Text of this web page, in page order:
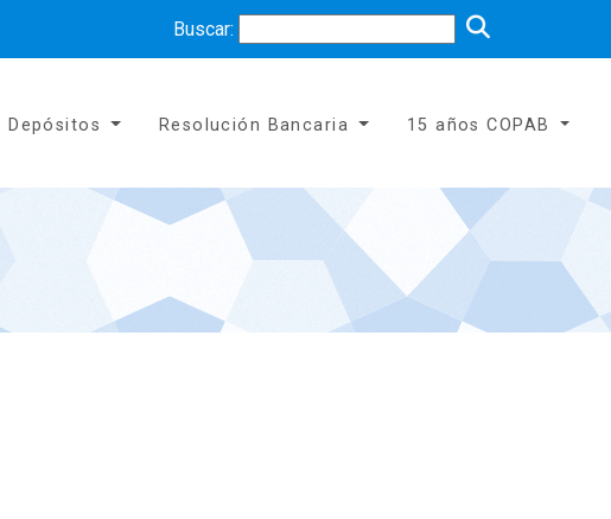
Buscar:
Depósitos Resolución Bancaria 15 años COPAB